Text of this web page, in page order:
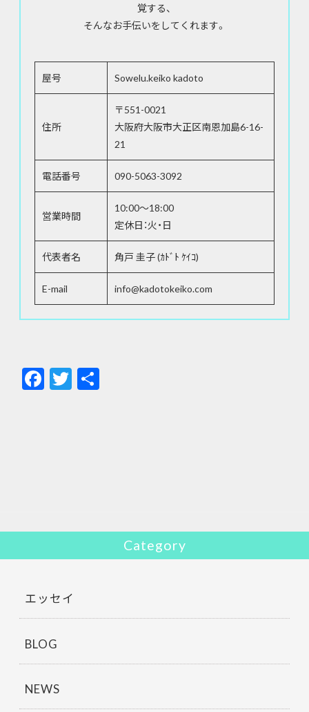
覚する、
そんなお手伝いをしてくれます。
屋号 Sowelu.keiko kadoto
住所
〒551-0021
大阪府大阪市大正区南恩加島6-16-
21
電話番号 090-5063-3092
営業時間
10:00～18:00
定休日：火・日
代表者名 角戸 圭子 (ｶﾄﾞﾄ ｹｲｺ)
E-mail info@kadotokeiko.com
F
ac
T
w
Category
エッセイ
BLOG
NEWS